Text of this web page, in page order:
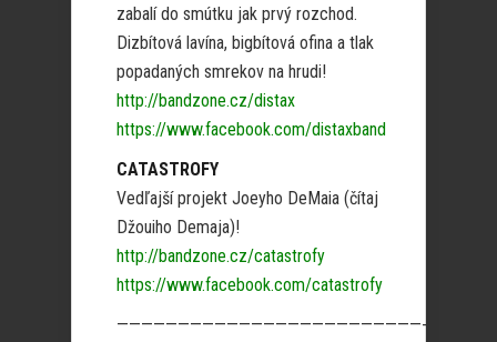
zabalí do smútku jak prvý rozchod.
Dizbítová lavína, bigbítová ofina a tlak
popadaných smrekov na hrudi!
http://bandzone.cz/distax
https://www.facebook.com/distaxband
CATASTROFY
Vedľajší projekt Joeyho DeMaia (čítaj
Džouiho Demaja)!
http://bandzone.cz/catastrofy
https://www.facebook.com/catastrofy
—————————————————————————-